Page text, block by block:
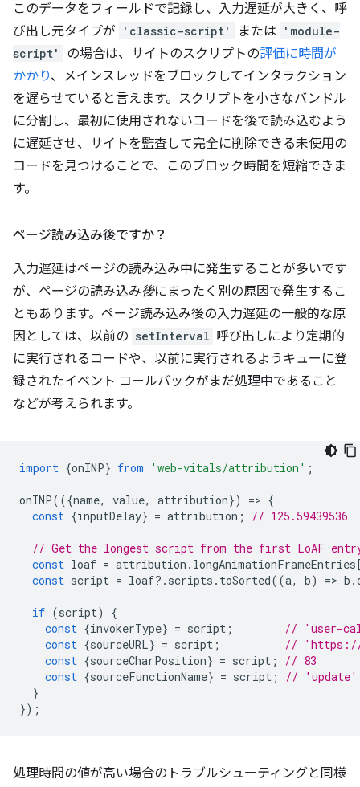
このデータをフィールドで記録し、入力遅延が大きく、呼
び出し元タイプが
'classic-script' または
'module-
script'
の場合は、サイトのスクリプトの評価に時間が
かかり、メインスレッドをブロックしてインタラクション
を遅らせていると言えます。スクリプトを小さなバンドル
に分割し、最初に使用されないコードを後で読み込むよう
に遅延させ、サイトを監査して完全に削除できる未使用の
コードを見つけることで、このブロック時間を短縮できま
す。
ページ読み込み後ですか？
入力遅延はページの読み込み中に発生することが多いです
が、ページの読み込み後にまったく別の原因で発生するこ
ともあります。ページ読み込み後の入力遅延の一般的な原
因としては、以前の setInterval 呼び出しにより定期的
に実行されるコードや、以前に実行されるようキューに登
録されたイベント コールバックがまだ処理中であること
などが考えられます。
import {onINP} from 'web-vitals/attribution' ;
onINP(({name, value, attribution}) => {
const {inputDelay} = attribution ; // 125.59439536
// Get the longest script from the first LoAF
const loaf = attribution . longAnimationFrameEntries
const script = loaf? . scripts . toSorted((a, b) => b .
if (script)
{
const {invokerType} = script ;
// 'user-
const {sourceURL} = script ;
// 'https://
const {sourceCharPosition} = script ;
// 83
const {sourceFunctionName} = script ;
// 'update'
}
});
処理時間の値が高い場合のトラブルシューティングと同様